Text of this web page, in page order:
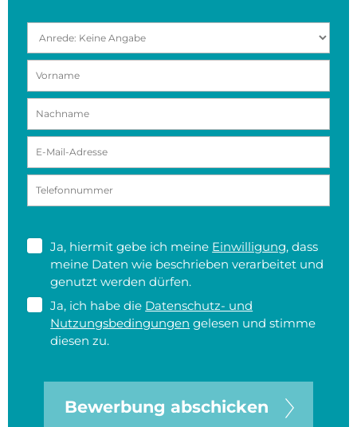
Ja, hiermit gebe ich meine Einwilligung, dass
meine Daten wie beschrieben verarbeitet und
genutzt werden dürfen.
Ja, ich habe die Datenschutz- und
Nutzungsbedingungen gelesen und stimme
diesen zu.
Bewerbung abschicken